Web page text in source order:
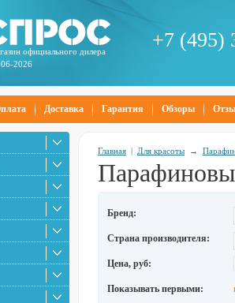
официального дилера
2026
+7 (495)
Доставка Гарантия Обзоры
Главная | Для красоты →
Бренд:
Страна производителя:
Цена, руб:
Показывать первыми: